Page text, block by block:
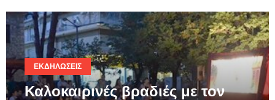
ΕΚΔΗΛΏΣΕΙΣ
Καλοκαιρινές βραδιές με τον